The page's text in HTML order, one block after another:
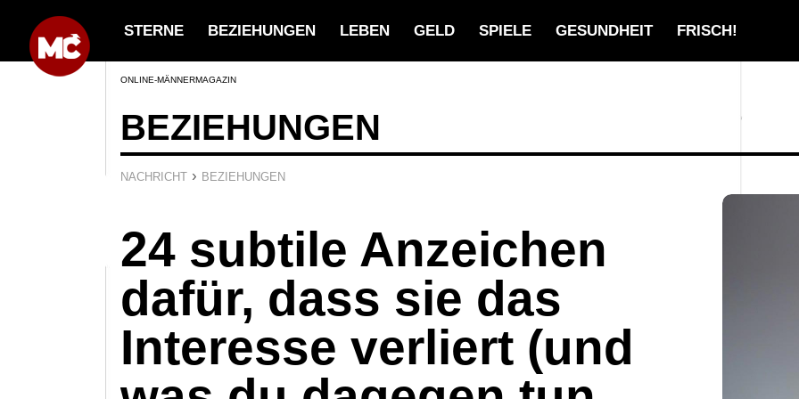
STERNE BEZIEHUNGEN LEBEN GELD SPIELE GESUNDHEIT FRISCH!
ONLINE-MÄNNERMAGAZIN
BEZIEHUNGEN
NACHRICHT › BEZIEHUNGEN
24 subtile Anzeichen
dafür, dass sie das
Interesse verliert (und